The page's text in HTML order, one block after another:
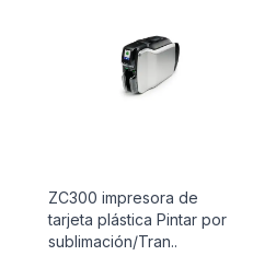
ZC300 impresora de
tarjeta plástica Pintar por
sublimación/Tran..